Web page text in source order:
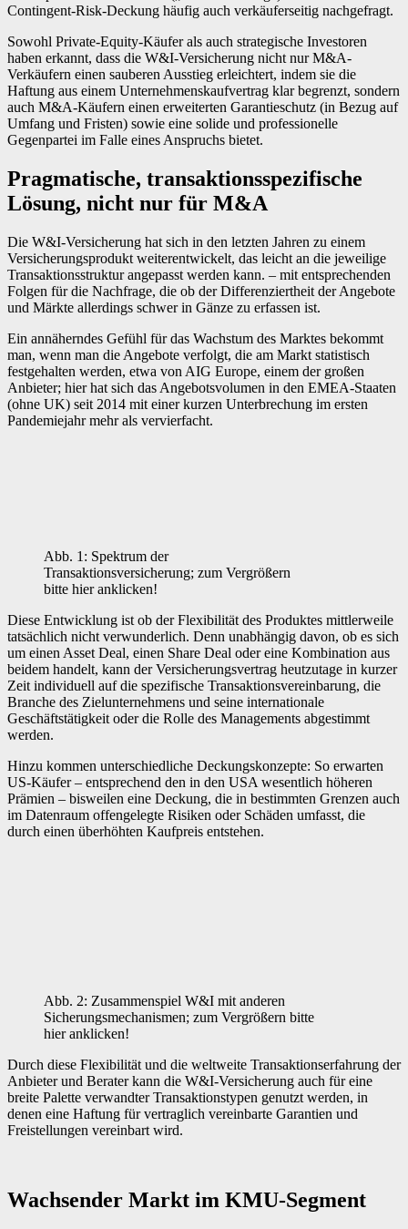
Contingent-Risk-Deckung häufig auch verkäuferseitig nachgefragt.
Sowohl Private-Equity-Käufer als auch strategische Investoren
haben erkannt, dass die W&I-Versicherung nicht nur M&A-
Verkäufern einen sauberen Ausstieg erleichtert, indem sie die
Haftung aus einem Unternehmenskaufvertrag klar begrenzt, sondern
auch M&A-Käufern einen erweiterten Garantieschutz (in Bezug auf
Umfang und Fristen) sowie eine solide und professionelle
Gegenpartei im Falle eines Anspruchs bietet.
Pragmatische, transaktionsspezifische
Lösung, nicht nur für M&A
Die W&I-Versicherung hat sich in den letzten Jahren zu einem
Versicherungsprodukt weiterentwickelt, das leicht an die jeweilige
Transaktionsstruktur angepasst werden kann. – mit entsprechenden
Folgen für die Nachfrage, die ob der Differenziertheit der Angebote
und Märkte allerdings schwer in Gänze zu erfassen ist.
Ein annäherndes Gefühl für das Wachstum des Marktes bekommt
man, wenn man die Angebote verfolgt, die am Markt statistisch
festgehalten werden, etwa von AIG Europe, einem der großen
Anbieter; hier hat sich das Angebotsvolumen in den EMEA-Staaten
(ohne UK) seit 2014 mit einer kurzen Unterbrechung im ersten
Pandemiejahr mehr als vervierfacht.
Abb. 1: Spektrum der
Transaktionsversicherung; zum Vergrößern
bitte hier anklicken!
Diese Entwicklung ist ob der Flexibilität des Produktes mittlerweile
tatsächlich nicht verwunderlich. Denn unabhängig davon, ob es sich
um einen Asset Deal, einen Share Deal oder eine Kombination aus
beidem handelt, kann der Versicherungsvertrag heutzutage in kurzer
Zeit individuell auf die spezifische Transaktionsvereinbarung, die
Branche des Zielunternehmens und seine internationale
Geschäftstätigkeit oder die Rolle des Managements abgestimmt
werden.
Hinzu kommen unterschiedliche Deckungskonzepte: So erwarten
US-Käufer – entsprechend den in den USA wesentlich höheren
Prämien – bisweilen eine Deckung, die in bestimmten Grenzen auch
im Datenraum offengelegte Risiken oder Schäden umfasst, die
durch einen überhöhten Kaufpreis entstehen.
Abb. 2: Zusammenspiel W&I mit anderen
Sicherungsmechanismen; zum Vergrößern bitte
hier anklicken!
Durch diese Flexibilität und die weltweite Transaktionserfahrung der
Anbieter und Berater kann die W&I-Versicherung auch für eine
breite Palette verwandter Transaktionstypen genutzt werden, in
denen eine Haftung für vertraglich vereinbarte Garantien und
Freistellungen vereinbart wird.
Wachsender Markt im KMU-Segment